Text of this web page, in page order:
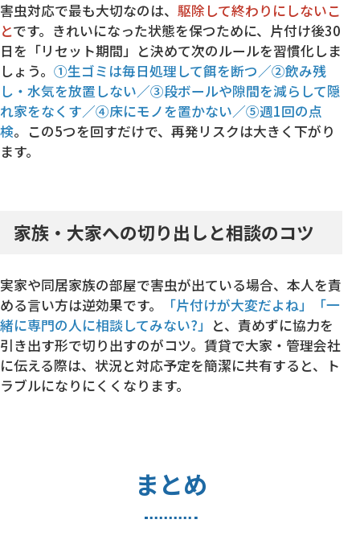
害虫対応で最も大切なのは、 駆除して終わりにしないこ
とです。きれいになった状態を保つために、片付け後30
日を「リセット期間」と決めて次のルールを習慣化しま
しょう。 ①生ゴミは毎日処理して餌を断つ／②飲み残
し・水気を放置しない／③段ボールや隙間を減らして隠
れ家をなくす／④床にモノを置かない／⑤週1回の点
検。この5つを回すだけで、再発リスクは大きく下がり
ます。
家族・大家への切り出しと相談のコツ
実家や同居家族の部屋で害虫が出ている場合、本人を責
める言い方は逆効果です。
「片付けが大変だよね」「一
緒に専門の人に相談してみない?」 と、責めずに協力を
引き出す形で切り出すのがコツ。賃貸で大家・管理会社
に伝える際は、状況と対応予定を簡潔に共有すると、ト
ラブルになりにくくなります。
まとめ